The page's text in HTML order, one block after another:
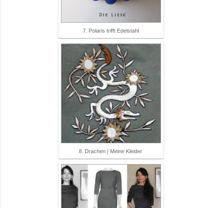
7. Polaris trifft Edelstahl
8. Drachen | Meine Kleider